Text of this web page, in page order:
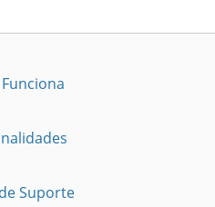
Suporte